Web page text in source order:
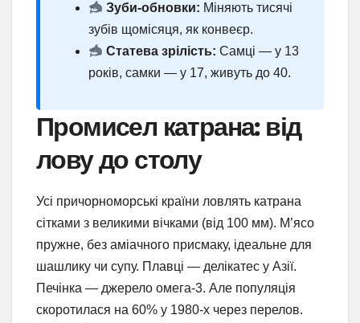
Зуби-обновки: Міняють тисячі
зубів щомісяця, як конвеєр.
Статева зрілість: Самці — у 13
років, самки — у 17, живуть до 40.
Промисел катрана: від
лову до столу
Усі причорноморські країни ловлять катрана
сітками з великими вічками (від 100 мм). М’ясо
пружне, без аміачного присмаку, ідеальне для
шашлику чи супу. Плавці — делікатес у Азії.
Печінка — джерело омега-3. Але популяція
скоротилася на 60% у 1980-х через перелов.